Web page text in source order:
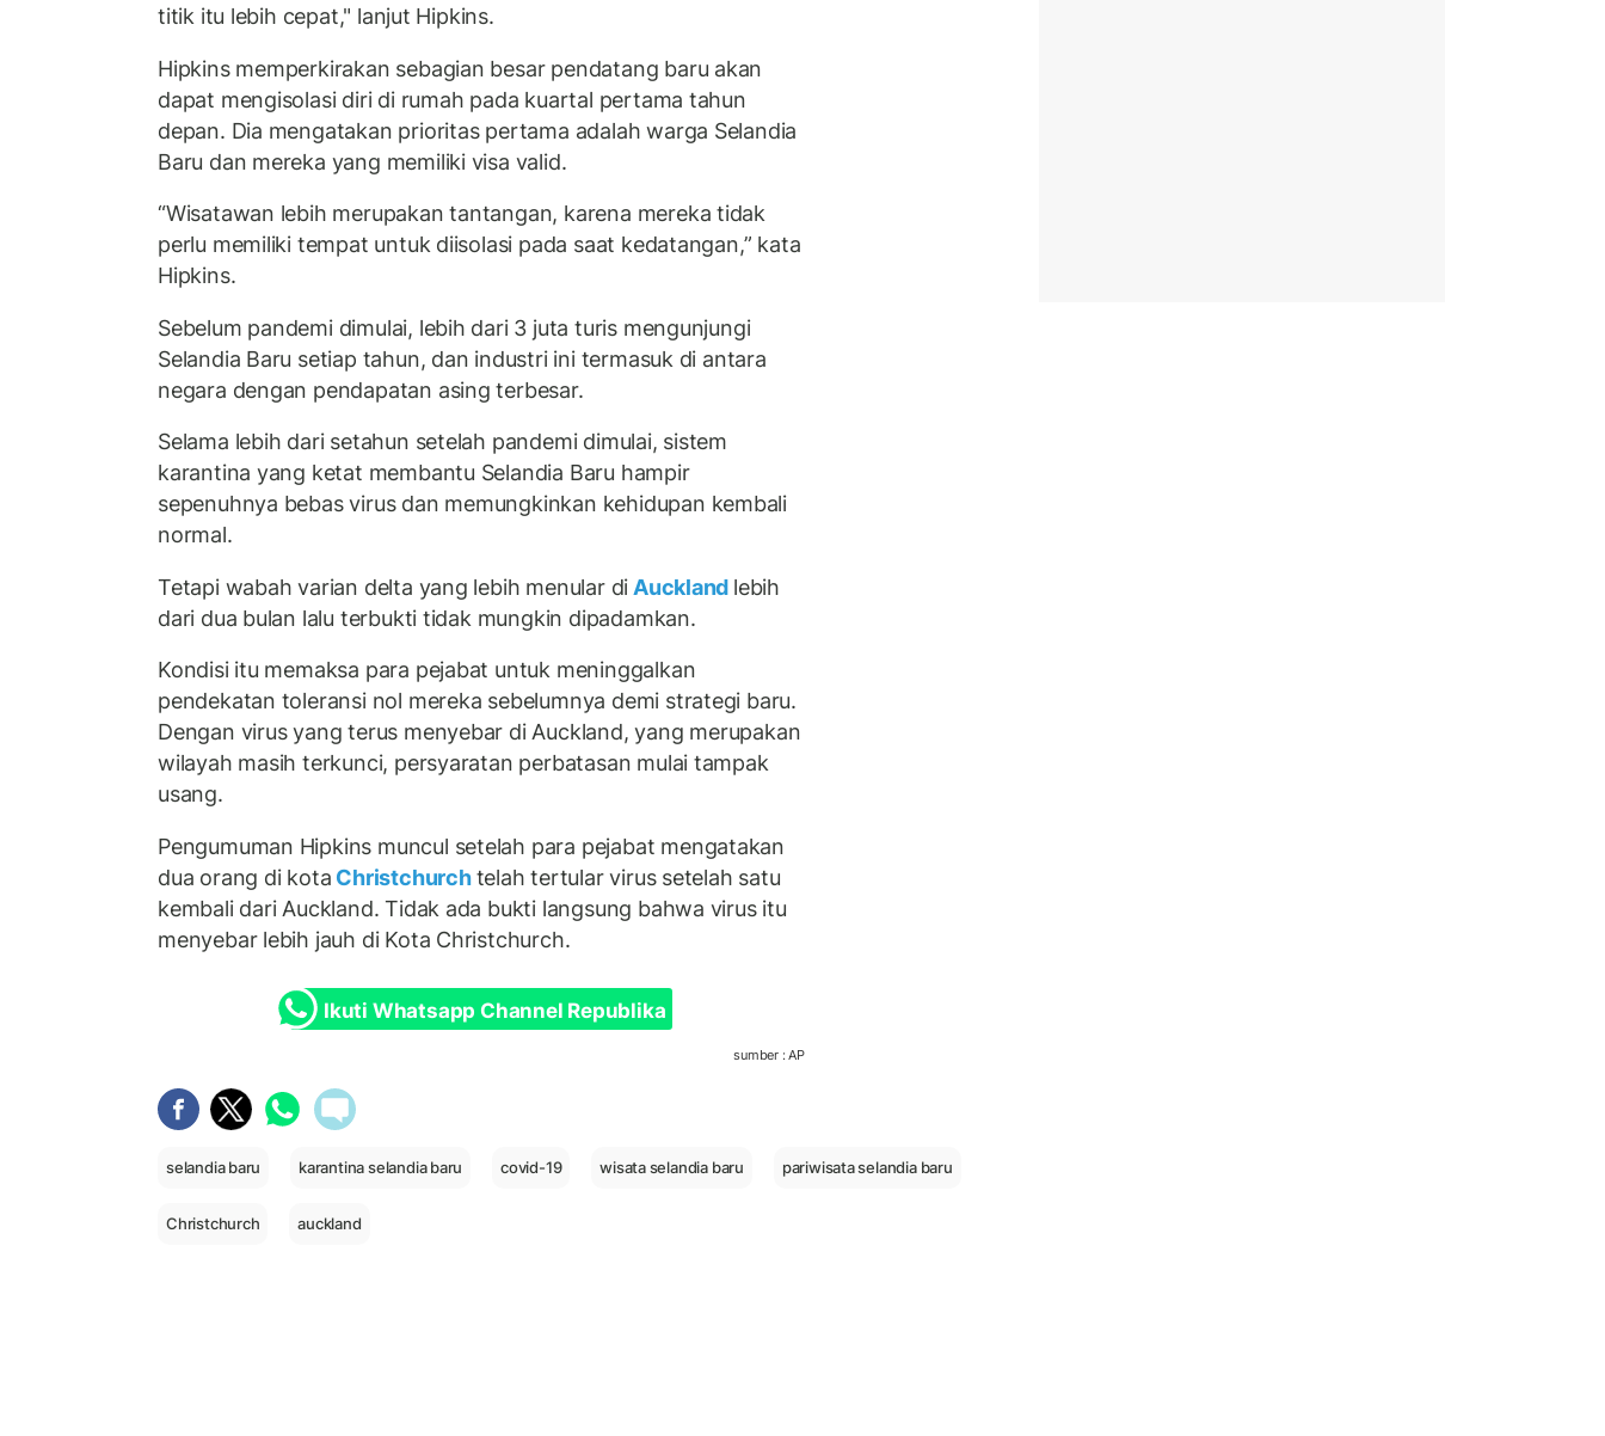
titik itu lebih cepat," lanjut Hipkins.
Hipkins memperkirakan sebagian besar pendatang baru akan
dapat mengisolasi diri di rumah pada kuartal pertama tahun
depan. Dia mengatakan prioritas pertama adalah warga Selandia
Baru dan mereka yang memiliki visa valid.
“Wisatawan lebih merupakan tantangan, karena mereka tidak
perlu memiliki tempat untuk diisolasi pada saat kedatangan,” kata
Hipkins.
Sebelum pandemi dimulai, lebih dari 3 juta turis mengunjungi
Selandia Baru setiap tahun, dan industri ini termasuk di antara
negara dengan pendapatan asing terbesar.
Selama lebih dari setahun setelah pandemi dimulai, sistem
karantina yang ketat membantu Selandia Baru hampir
sepenuhnya bebas virus dan memungkinkan kehidupan kembali
normal.
Tetapi wabah varian delta yang lebih menular di Auckland lebih
dari dua bulan lalu terbukti tidak mungkin dipadamkan.
Kondisi itu memaksa para pejabat untuk meninggalkan
pendekatan toleransi nol mereka sebelumnya demi strategi baru.
Dengan virus yang terus menyebar di Auckland, yang merupakan
wilayah masih terkunci, persyaratan perbatasan mulai tampak
usang.
Pengumuman Hipkins muncul setelah para pejabat mengatakan
dua orang di kota Christchurchtelah tertular virus setelah satu
kembali dari Auckland. Tidak ada bukti langsung bahwa virus itu
menyebar lebih jauh di Kota Christchurch.
Ikuti Whatsapp Channel Republika
sumber : AP
selandia baru karantina selandia baru covid-19 wisata selandia baru pariwisata selandia baru
Christchurch auckland